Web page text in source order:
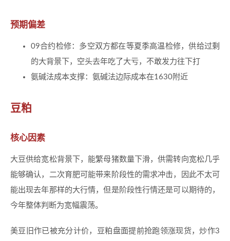
预期偏差
09合约检修：多空双方都在等夏季高温检修，供给过剩
的大背景下，空头去年吃了大亏，不敢发力往下打
氨碱法成本支撑：氨碱法边际成本在1630附近
豆粕
核心因素
大豆供给宽松背景下，能繁母猪数量下滑，供需转向宽松几乎
能够确认，二次育肥可能带来阶段性的需求冲击，因此不太可
能出现去年那样的大行情，但是阶段性行情还是可以期待的，
今年整体判断为宽幅震荡。
美豆旧作已被充分计价，豆粕盘面提前抢跑领涨现货，炒作3